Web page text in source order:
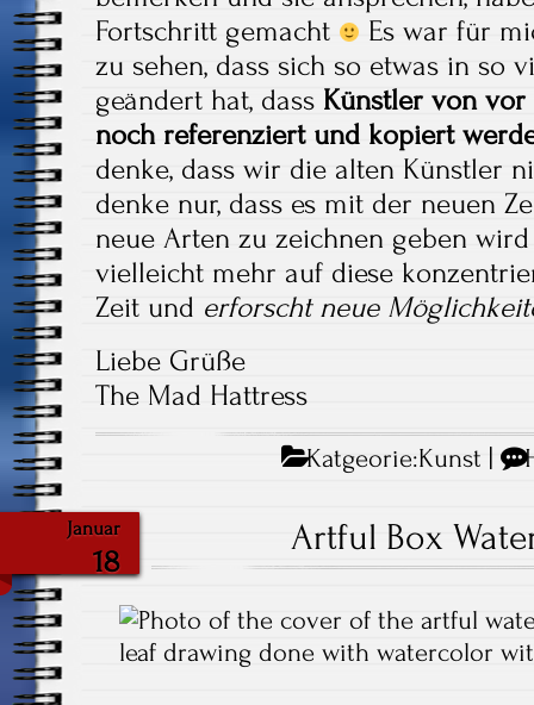
Fortschritt gemacht
Es war für
zu sehen, dass sich so etwas in so
geändert hat, dass Künstler von
noch referenziert und kopiert
denke, dass wir die alten Künstler
denke nur, dass es mit der neuen
neue Arten zu zeichnen geben
vielleicht mehr auf diese
Zeit und erforscht neue
Liebe Grüße
The Mad Hattress
Katgeorie:Kunst |
Januar
18
Artful Box